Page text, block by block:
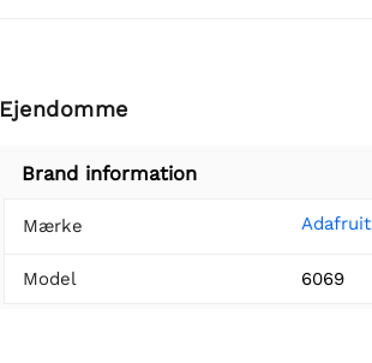
Ejendomme
Brand information
Mærke Adafruit
Model 6069